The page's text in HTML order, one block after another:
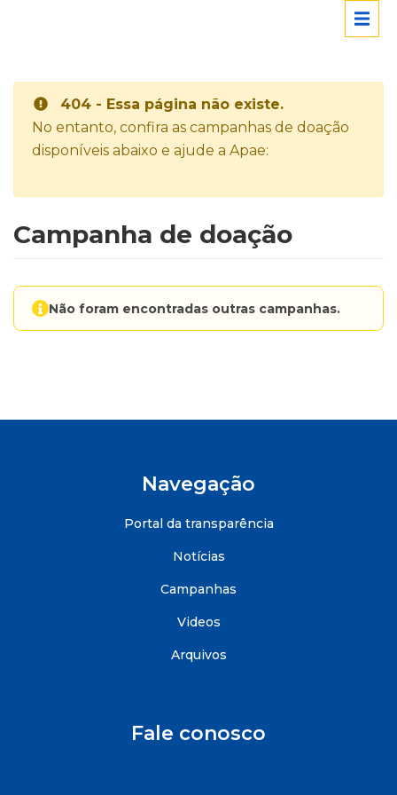
404 - Essa página não existe.
No entanto, confira as campanhas de doação
disponíveis abaixo e ajude a Apae:
Campanha de doação
Não foram encontradas outras campanhas.
Navegação
Portal da transparência
Notícias
Campanhas
Videos
Arquivos
Fale conosco